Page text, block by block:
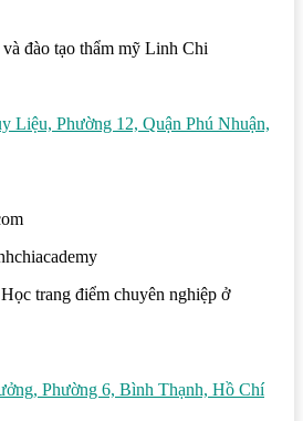
đào tạo thẩm mỹ Linh Chi
Liệu, Phường 12, Quận Phú Nhuận,
trang điểm chuyên nghiệp ở
Phường 6, Bình Thạnh, Hồ Chí